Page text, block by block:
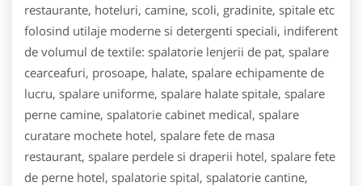
restaurante, hoteluri, camine, scoli, gradinite, spitale etc
folosind utilaje moderne si detergenti speciali, indiferent
de volumul de textile: spalatorie lenjerii de pat, spalare
cearceafuri, prosoape, halate, spalare echipamente de
lucru, spalare uniforme, spalare halate spitale, spalare
perne camine, spalatorie cabinet medical, spalare
curatare mochete hotel, spalare fete de masa
restaurant, spalare perdele si draperii hotel, spalare fete
de perne hotel, spalatorie spital, spalatorie cantine,